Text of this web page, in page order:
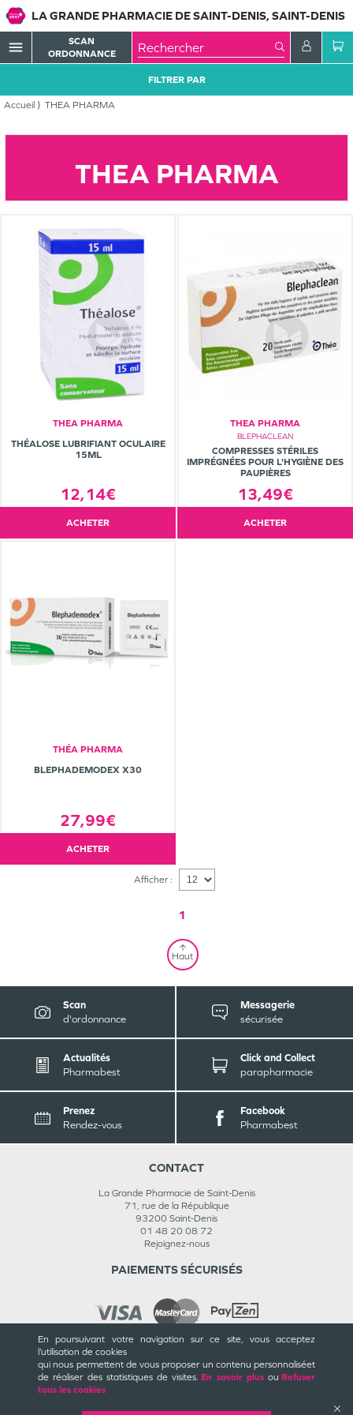
En poursuivant votre navigation sur ce site, vous acceptez
l’utilisation de cookies
qui nous permettent de vous proposer un contenu personnaliséet
de réaliser des statistiques de visites. En savoir plusou Refuser
tous les cookies
LA GRANDE PHARMACIE DE SAINT-DENIS, SAINT-DENIS
menu
SCAN
ORDONNANCE
Accueil THEA PHARMA
FILTRER PAR
THEA PHARMA
THEA PHARMA
THÉALOSE LUBRIFIANT OCULAIRE
15ML
12,14€
ACHETER
THEA PHARMA
BLEPHACLEAN
COMPRESSES STÉRILES
IMPRÉGNÉES POUR L'HYGIÈNE DES
PAUPIÈRES
13,49€
ACHETER
THÉA PHARMA
BLEPHADEMODEX X30
27,99€
ACHETER
Afficher :
1
Haut
Scan
d'ordonnance
Messagerie
sécurisée
Actualités
Pharmabest
Click and Collect
parapharmacie
Prenez
Rendez-vous
Facebook
Pharmabest
CONTACT
La Grande Pharmacie de Saint-Denis
71, rue de la République
93200 Saint-Denis
01 48 20 08 72
Rejoignez-nous
CGU / CGV
PAIEMENTS SÉCURISÉS